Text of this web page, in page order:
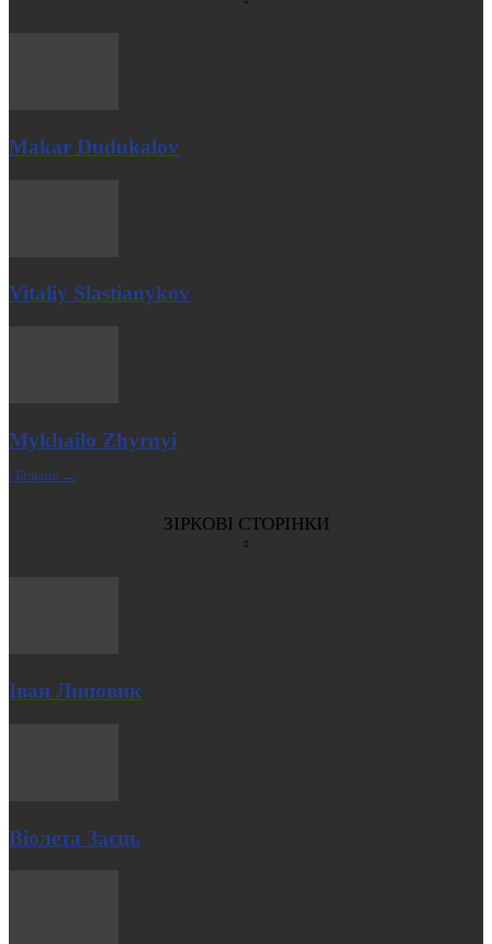
Makar Dudukalov
Vitaliy Slastianykov
Mykhailo Zhyrnyi
| Більше →
ЗІРКОВІ СТОРІНКИ
Іван Липовик
Віолета Заєць